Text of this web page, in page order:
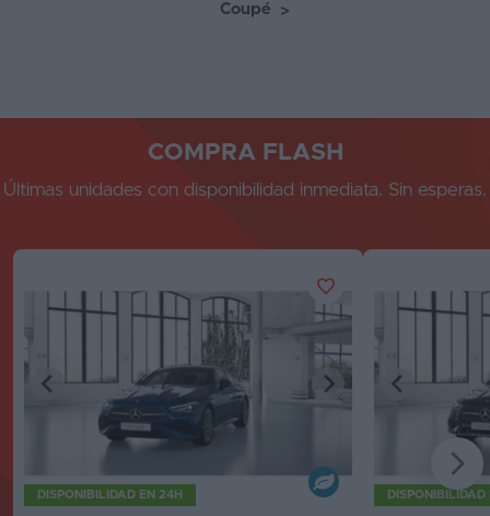
Coupé
>
COMPRA FLASH
Últimas unidades con disponibilidad inmediata. Sin esperas.
DISPONIBILIDAD EN 24H DISPONIBILIDAD